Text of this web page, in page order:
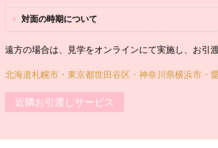
対面の時期について
遠方の場合は、見学をオンラインにて実施し、お引
北海道札幌市・東京都世田谷区・神奈川県横浜市・
近隣お引渡しサービス